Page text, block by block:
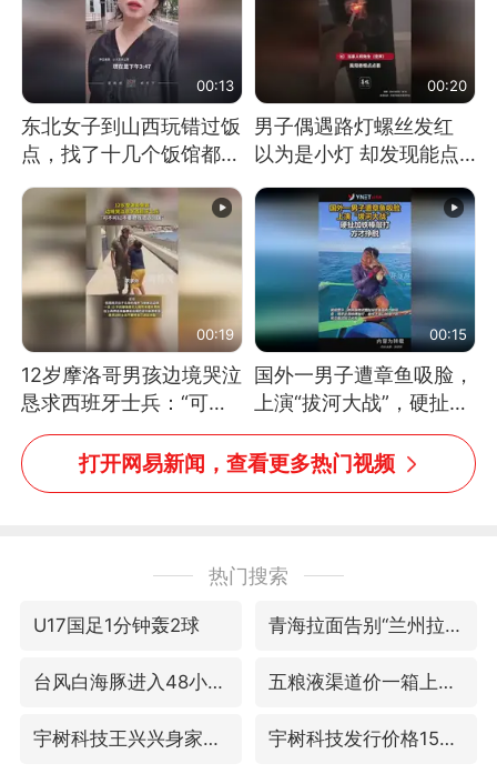
00:13
东北女子到山西玩错过饭
点，找了十几个饭馆都没
00:20
男子偶遇路灯螺丝发红
以为是小灯 却发现能点
处理
00:19
12岁摩洛哥男孩边境哭泣
恳求西班牙士兵：“可不
可以不要把我遣返回国”
00:15
国外一男子遭章鱼吸脸，
上演“拔河大战”，硬扯加
铁棒敲打方才挣脱
打开网易新闻，查看更多热门视频
热门搜索
U17国足1分钟轰2球 青海拉面告别“兰州拉面”
台风白海豚进入48小时警戒线 五粮液渠道价一箱上涨近百元
宇树科技王兴兴身家有望超200亿元 宇树科技发行价格150.80元/股